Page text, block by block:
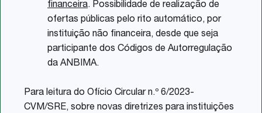
financeira. Possibilidade de realização de
ofertas públicas pelo rito automático, por
instituição não financeira, desde que seja
participante dos Códigos de Autorregulação
da ANBIMA.
Para leitura do Ofício Circular n.º 6/2023-
CVM/SRE, sobre novas diretrizes para instituições